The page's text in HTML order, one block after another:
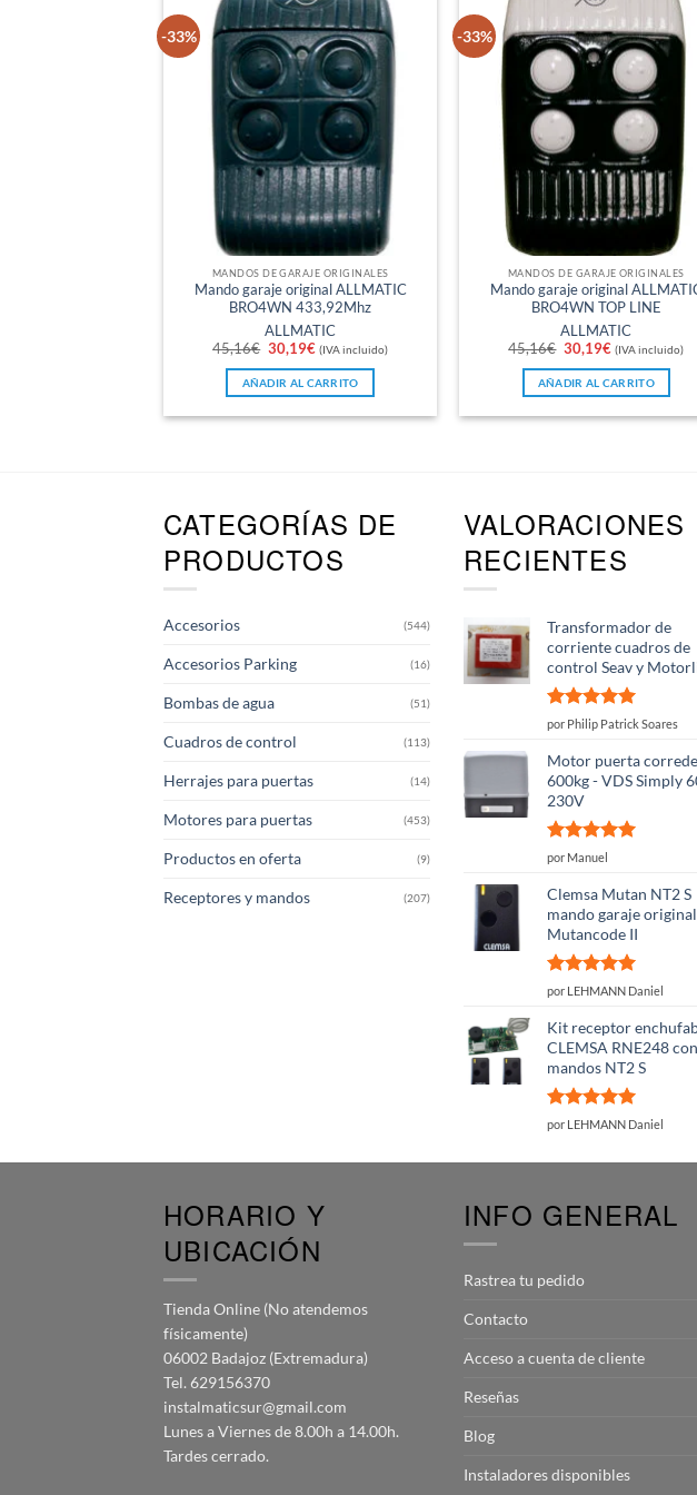
-33%
MANDOS DE GARAJE ORIGINALES
Mando garaje original ALLMATIC
BRO4WN 433,92Mhz
ALLMATIC
45,16€ El
precio
original
era:
45,16€.
30,19€El
precio
actual
es:
30,19€.
(IVA incluido)
AÑADIR AL CARRITO
-33%
MANDOS DE GARAJE ORIGINALES
Mando garaje original
BRO4WN TOP LINE
ALLMATIC
45,16€ El
precio
original
era:
45,16€.
30,19€El
precio
actual
es:
30,19€.
(IVA incluido)
AÑADIR AL CARRITO
CATEGORÍAS DE
PRODUCTOS
Accesorios (544)
Accesorios Parking (16)
Bombas de agua (51)
Cuadros de control (113)
Herrajes para puertas (14)
Motores para puertas (453)
Productos en oferta (9)
Receptores y mandos (207)
VALORACIONES
RECIENTES
Transformador de
corriente cuadros de
control Seav y
Valorado
por Philip Patrick Soares
Motor puerta
600kg - VDS Simply
230V
Valorado
por Manuel
Clemsa Mutan NT2 S
mando garaje original
Mutancode II
Valorado
por LEHMANN Daniel
Kit receptor
CLEMSA RNE248
mandos NT2 S
Valorado
por LEHMANN Daniel
HORARIO Y
UBICACIÓN
Tienda Online (No atendemos
físicamente)
06002 Badajoz (Extremadura)
Tel. 629156370
instalmaticsur@gmail.com
Lunes a Viernes de 8.00h a 14.00h.
Tardes cerrado.
INFO GENERAL
Rastrea tu pedido
Contacto
Acceso a cuenta de cliente
Reseñas
Blog
Instaladores disponibles